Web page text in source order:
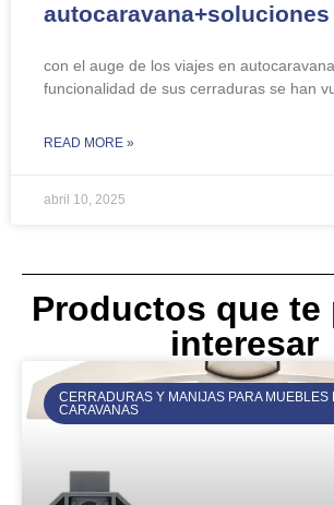
autocaravana+soluciones
con el auge de los viajes en
funcionalidad de sus cerraduras se han
READ MORE »
abril 10, 2025
Productos que te
interesar
CERRADURAS Y MANIJAS PARA MUEBLES
CARAVANAS